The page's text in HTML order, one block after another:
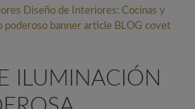
ILUMINACIÓN